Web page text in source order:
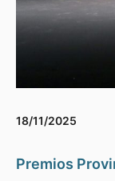
18/11/2025
Premios